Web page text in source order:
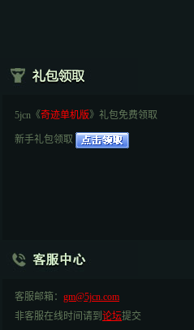
5jcn《奇迹单机版》礼包免费领取
新手礼包领取
客服邮箱： gm@5jcn.com
非客服在线时间请到 论坛提交